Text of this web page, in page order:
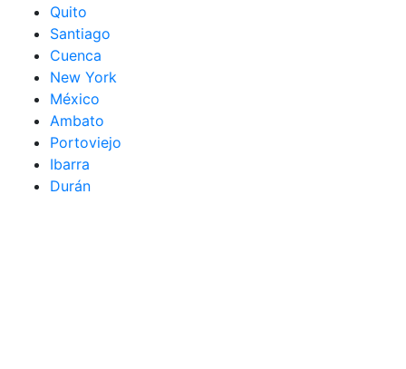
Quito
Santiago
Cuenca
New York
México
Ambato
Portoviejo
Ibarra
Durán